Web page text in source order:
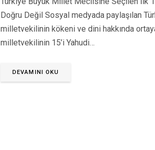
Doğru Değil Sosyal medyada paylaşılan
milletvekilinin kökeni ve dini hakkında
milletvekilinin 15’i Yahudi…
DEVAMINI OKU